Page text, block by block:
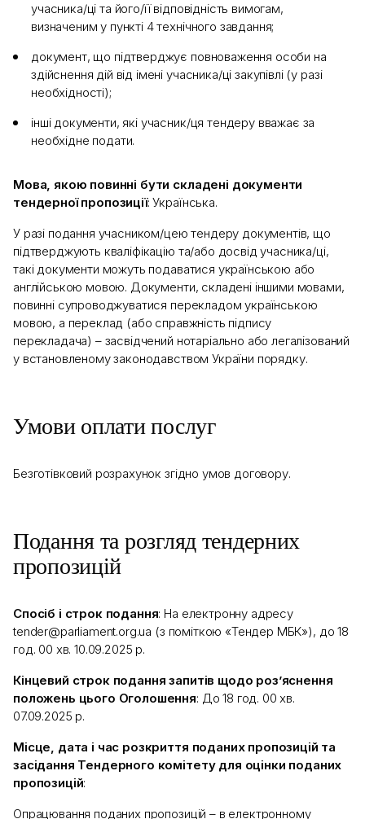
учасника/ці та його/її відповідність вимогам,
визначеним у пункті 4 технічного завдання;
документ, що підтверджує повноваження особи на
здійснення дій від імені учасника/ці закупівлі (у разі
необхідності);
інші документи, які учасник/ця тендеру вважає за
необхідне подати.
Мова, якою повинні бути складені документи
тендерної пропозиції: Українська.
У разі подання учасником/цею тендеру документів, що
підтверджують кваліфікацію та/або досвід учасника/ці,
такі документи можуть подаватися українською або
англійською мовою. Документи, складені іншими мовами,
повинні супроводжуватися перекладом українською
мовою, а переклад (або справжність підпису
перекладача) – засвідчений нотаріально або легалізований
у встановленому законодавством України порядку.
Умови оплати послуг
Безготівковий розрахунок згідно умов договору.
Подання та розгляд тендерних
пропозицій
Спосіб і строк подання: На електронну адресу
tender@parliament.org.ua (з поміткою «Тендер МБК»), до 18
год. 00 хв. 10.09.2025 р.
Кінцевий строк подання запитів щодо роз’яснення
положень цього Оголошення: До 18 год. 00 хв.
07.09.2025 р.
Місце, дата і час розкриття поданих пропозицій та
засідання Тендерного комітету для оцінки поданих
пропозицій:
Опрацювання поданих пропозицій – в електронному